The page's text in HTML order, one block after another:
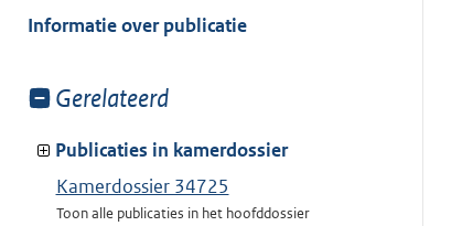
van:
Informatie over publicatie
Toon
van:
Gerelateerd
Publicaties in kamerdossier
Kamerdossier 34725
Toon alle publicaties in het hoofddossier